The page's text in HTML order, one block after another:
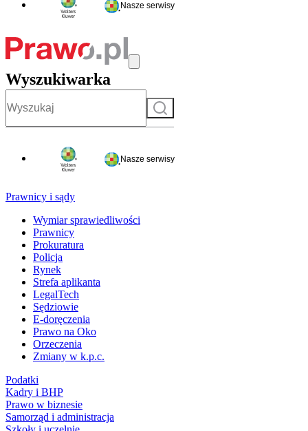
Nasze serwisy
Wyszukiwarka
Szukaj
Nasze serwisy
Prawnicy i sądy
Wymiar sprawiedliwości
Prawnicy
Prokuratura
Policja
Rynek
Strefa aplikanta
LegalTech
Sędziowie
E-doręczenia
Prawo na Oko
Orzeczenia
Zmiany w k.p.c.
Podatki
Kadry i BHP
Prawo w biznesie
Samorząd i administracja